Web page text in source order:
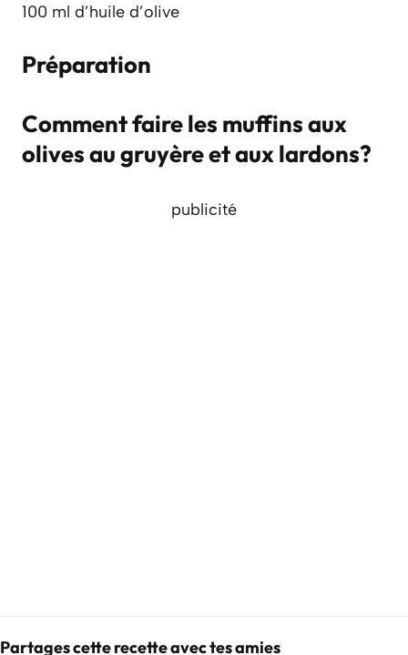
100 ml d’huile d’olive
Préparation
Comment faire les muffins aux
olives au gruyère et aux lardons?
publicité
Partages cette recette avec tes amies